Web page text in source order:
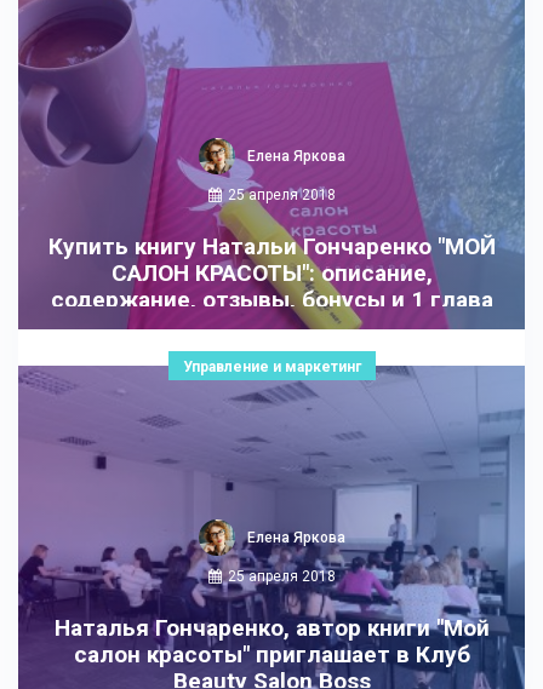
Елена Яркова
25 апреля 2018
Купить книгу Натальи Гончаренко "МОЙ
САЛОН КРАСОТЫ": описание,
содержание, отзывы, бонусы и 1 глава
Управление и маркетинг
Елена Яркова
25 апреля 2018
Наталья Гончаренко, автор книги "Мой
салон красоты" приглашает в Клуб
Beauty Salon Boss